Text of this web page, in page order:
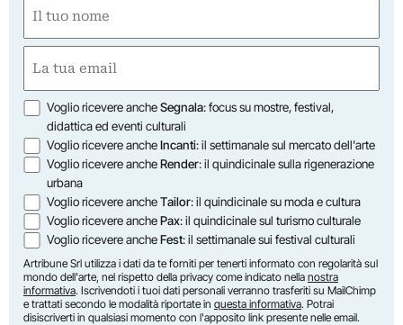
(Required)
First
(Required)
Opzioni
Voglio ricevere ancheSegnala: focus su mostre, festival,
didattica ed eventi culturali
Voglio ricevere ancheIncanti: il settimanale sul mercato dell'arte
Voglio ricevere ancheRender: il quindicinale sulla rigenerazione
urbana
Voglio ricevere ancheTailor: il quindicinale su moda e cultura
Voglio ricevere anchePax: il quindicinale sul turismo culturale
Voglio ricevere ancheFest: il settimanale sui festival culturali
Artribune Srl utilizza i dati da te forniti per tenerti informato con regolarità sul
mondo dell'arte, nel rispetto della privacy come indicato nella nostra
informativa. Iscrivendoti i tuoi dati personali verranno trasferiti su MailChimp
e trattati secondo le modalità riportate in questa informativa. Potrai
disiscriverti in qualsiasi momento con l'apposito link presente nelle email.